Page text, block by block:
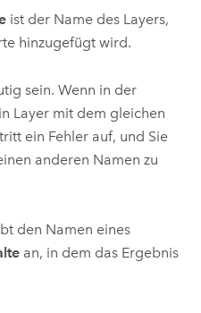
ist der Name des Layers,
hinzugefügt wird.
sein. Wenn in der
Layer mit dem gleichen
ein Fehler auf, und Sie
anderen Namen zu
den Namen eines
an, in dem das Ergebnis